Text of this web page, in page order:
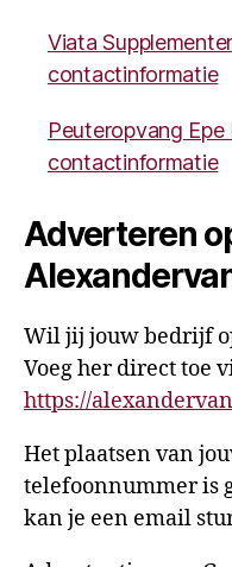
Viata
contactinformatie
Peuteropvang
contactinformatie
Adverteren
Wil jij jouw bedrijf
Voeg her direct toe
https://
Het plaatsen van
telefoonnummer is
kan je een email